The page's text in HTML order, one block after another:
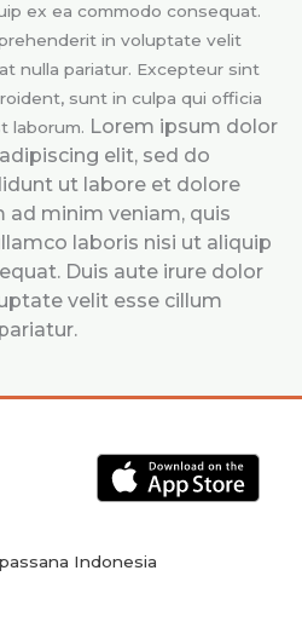
ex ea commodo consequat.
in voluptate velit
nulla pariatur. Excepteur sint
sunt in culpa qui officia
laborum. Lorem ipsum dolor
elit, sed do
ut labore et dolore
ad minim veniam, quis
laboris nisi ut aliquip
Duis aute irure dolor
velit esse cillum
Indonesia